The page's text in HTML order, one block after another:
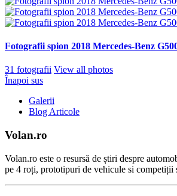
Fotografii spion 2018 Mercedes-Benz
31 fotografii View all photos
Înapoi sus
Galerii
Blog Articole
Volan.ro
Volan.ro este o resursă de știri despre
pe 4 roți, prototipuri de vehicule si competiții